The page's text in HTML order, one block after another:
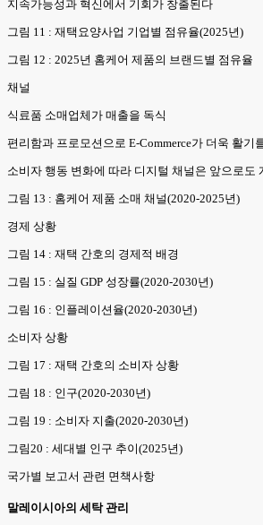
지속가능성과 혁신에서 기회가 창출된다
그림 11 : 재택요양사업 기업별 점유율(2025년)
그림 12 : 2025년 홈케어 제품의 브랜드별 점유율
채널
식료품 소매업체가 매출을 독식
편리함과 프로모션으로 E-Commerce가 더욱 활기
소비자 행동 변화에 따라 디지털 채널은 앞으로도
그림 13 : 홈케어 제품 소매 채널(2020-2025년)
경제 상황
그림 14 : 재택 간호의 경제적 배경
그림 15 : 실질 GDP 성장률(2020-2030년)
그림 16 : 인플레이션율(2020-2030년)
소비자 상황
그림 17 : 재택 간호의 소비자 상황
그림 18 : 인구(2020-2030년)
그림 19 : 소비자 지출(2020-2030년)
그림20 : 세대별 인구 추이(2025년)
국가별 보고서 관련 면책사항
말레이시아의 세탁 관리